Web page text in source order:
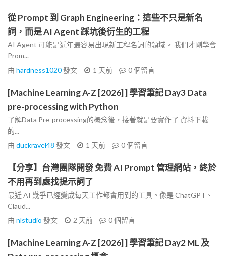
從 Prompt 到 Graph Engineering：這些不只是新名
詞，而是 AI Agent 踩坑後衍生的工程
AI Agent 可能是近年最容易出現新工程名詞的領域。 我們才剛學會
Prom...
由 hardness1020發文 1 天前 0個留言
[Machine Learning A-Z [2026] ] 學習筆記 Day3 Data
pre-processing with Python
了解Data Pre-processing的概念後，接著就是要實作了 資料下載
的...
由 duckravel48 發文 1 天前 0個留言
【分享】台灣團隊開發 免費 AI Prompt 管理網站，終於
不用再到處找提示詞了
最近 AI 幾乎已經變成每天工作都會用到的工具。像是 ChatGPT、
Claud...
由 nlstudio 發文 2 天前 0個留言
[Machine Learning A-Z [2026] ] 學習筆記 Day2 ML 及